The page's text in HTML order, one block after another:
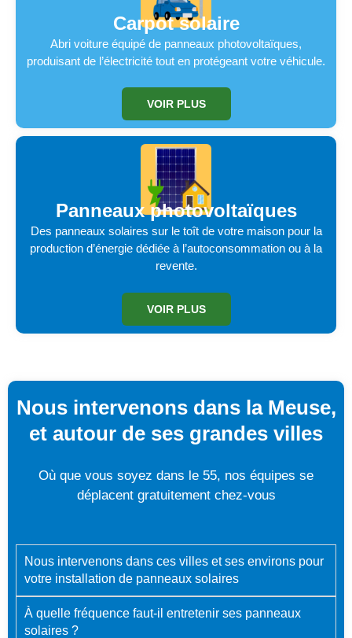
Carpot solaire
Abri voiture équipé de panneaux photovoltaïques,
produisant de l’électricité tout en protégeant votre véhicule.
VOIR PLUS
Panneaux photovoltaïques
Des panneaux solaires sur le toît de votre maison pour la
production d’énergie dédiée à l’autoconsommation ou à la
revente.
VOIR PLUS
Nous intervenons dans la Meuse,
et autour de ses grandes villes
Où que vous soyez dans le 55, nos équipes se
déplacent gratuitement chez-vous
Nous intervenons dans ces villes et ses environs pour
votre installation de panneaux solaires
À quelle fréquence faut-il entretenir ses panneaux
solaires ?